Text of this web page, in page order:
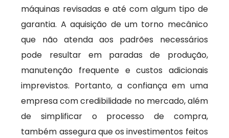
máquinas revisadas e até com algum tipo de
garantia. A aquisição de um torno mecânico
que não atenda aos padrões necessários
pode resultar em paradas de produção,
manutenção frequente e custos adicionais
imprevistos. Portanto, a confiança em uma
empresa com credibilidade no mercado, além
de simplificar o processo de compra,
também assegura que os investimentos feitos